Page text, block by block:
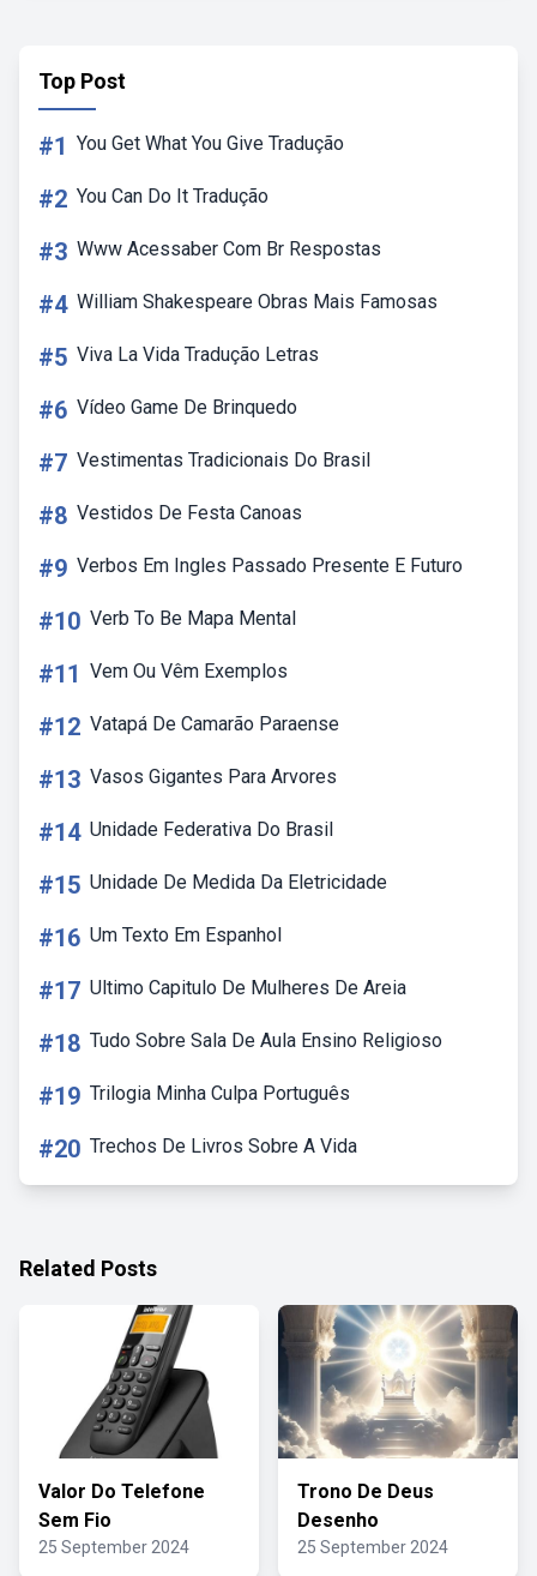
Top Post
#1 You Get What You Give Tradução
#2 You Can Do It Tradução
#3 Www Acessaber Com Br Respostas
#4 William Shakespeare Obras Mais Famosas
#5 Viva La Vida Tradução Letras
#6 Vídeo Game De Brinquedo
#7 Vestimentas Tradicionais Do Brasil
#8 Vestidos De Festa Canoas
#9 Verbos Em Ingles Passado Presente E Futuro
#10 Verb To Be Mapa Mental
#11 Vem Ou Vêm Exemplos
#12 Vatapá De Camarão Paraense
#13 Vasos Gigantes Para Arvores
#14 Unidade Federativa Do Brasil
#15 Unidade De Medida Da Eletricidade
#16 Um Texto Em Espanhol
#17 Ultimo Capitulo De Mulheres De Areia
#18 Tudo Sobre Sala De Aula Ensino Religioso
#19 Trilogia Minha Culpa Português
#20 Trechos De Livros Sobre A Vida
Related Posts
Valor Do Telefone
Sem Fio
25 September 2024
Trono De Deus
Desenho
25 September 2024